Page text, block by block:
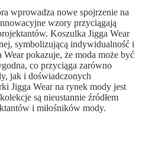
wprowadza nowe spojrzenie na
wzory przyciągają
Koszulka Jigga Wear
symbolizującą indywidualność i
pokazuje, że moda może być
co przyciąga zarówno
jak i doświadczonych
Jigga Wear na rynek mody jest
są nieustannie źródłem
i miłośników mody.